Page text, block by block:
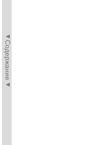
◄Содержание◄